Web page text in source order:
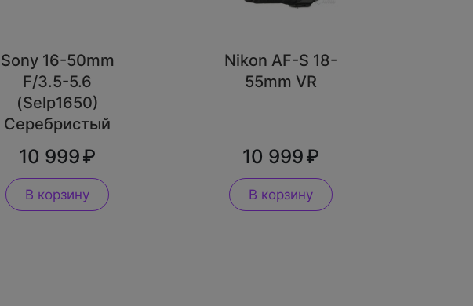
Sony 16-50mm
F/3.5-5.6
(Selp1650)
Серебристый
10 999
В корзину
Nikon AF-S 18-
55mm VR
10 999
В корзину